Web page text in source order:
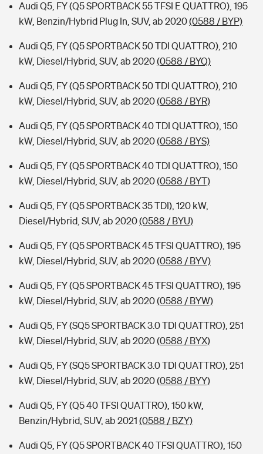
Audi Q5, FY (Q5 SPORTBACK 55 TFSI E QUATTRO), 195
kW, Benzin/Hybrid Plug In, SUV, ab 2020(0588 / BYP)
Audi Q5, FY (Q5 SPORTBACK 50 TDI QUATTRO), 210
kW, Diesel/Hybrid, SUV, ab 2020(0588 / BYQ)
Audi Q5, FY (Q5 SPORTBACK 50 TDI QUATTRO), 210
kW, Diesel/Hybrid, SUV, ab 2020(0588 / BYR)
Audi Q5, FY (Q5 SPORTBACK 40 TDI QUATTRO), 150
kW, Diesel/Hybrid, SUV, ab 2020(0588 / BYS)
Audi Q5, FY (Q5 SPORTBACK 40 TDI QUATTRO), 150
kW, Diesel/Hybrid, SUV, ab 2020(0588 / BYT)
Audi Q5, FY (Q5 SPORTBACK 35 TDI), 120 kW,
Diesel/Hybrid, SUV, ab 2020(0588 / BYU)
Audi Q5, FY (Q5 SPORTBACK 45 TFSI QUATTRO), 195
kW, Diesel/Hybrid, SUV, ab 2020(0588 / BYV)
Audi Q5, FY (Q5 SPORTBACK 45 TFSI QUATTRO), 195
kW, Diesel/Hybrid, SUV, ab 2020(0588 / BYW)
Audi Q5, FY (SQ5 SPORTBACK 3.0 TDI QUATTRO), 251
kW, Diesel/Hybrid, SUV, ab 2020(0588 / BYX)
Audi Q5, FY (SQ5 SPORTBACK 3.0 TDI QUATTRO), 251
kW, Diesel/Hybrid, SUV, ab 2020(0588 / BYY)
Audi Q5, FY (Q5 40 TFSI QUATTRO), 150 kW,
Benzin/Hybrid, SUV, ab 2021 (0588 / BZY)
Audi Q5, FY (Q5 SPORTBACK 40 TFSI QUATTRO), 150